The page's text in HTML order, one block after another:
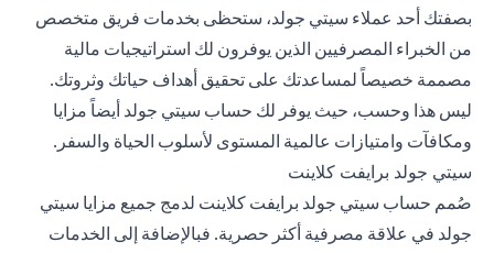
بصفتك أحد عملاء سيتي جولد، ستحظى بخدمات فريق متخصص
من الخبراء المصرفيين الذين يوفرون لك استراتيجيات مالية
مصممة خصيصاً لمساعدتك على تحقيق أهداف حياتك وثروتك.
ليس هذا وحسب، حيث يوفر لك حساب سيتي جولد أيضاً مزايا
ومكافآت وامتيازات عالمية المستوى لأسلوب الحياة والسفر.
سيتي جولد برايفت كلاينت
صُمم حساب سيتي جولد برايفت كلاينت لدمج جميع مزايا سيتي
جولد في علاقة مصرفية أكثر حصرية. فبالإضافة إلى الخدمات